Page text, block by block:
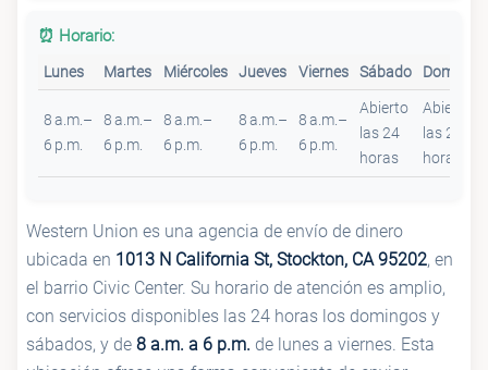
⏰ Horario:
Lunes Martes Miércoles Jueves Viernes Sábado Domingo
8 a.m.–
6 p.m.
8 a.m.–
6 p.m.
8 a.m.–
6 p.m.
8 a.m.–
6 p.m.
8 a.m.–
6 p.m.
Abierto
las 24
horas
Abierto
las 24
horas
Western Union es una agencia de envío de dinero
ubicada en 1013 N California St, Stockton, CA 95202, en
el barrio Civic Center. Su horario de atención es amplio,
con servicios disponibles las 24 horas los domingos y
sábados, y de 8 a.m. a 6 p.m. de lunes a viernes. Esta